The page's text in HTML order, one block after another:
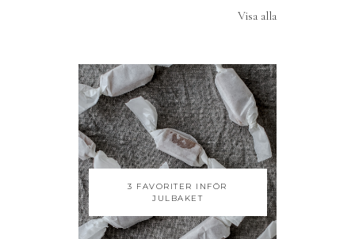
Visa alla
3 FAVORITER INFÖR
JULBAKET